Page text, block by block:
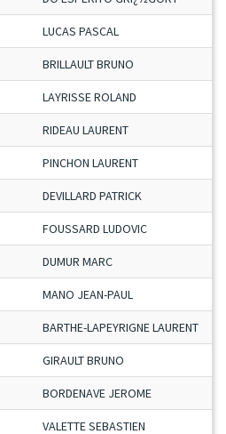
LUCAS PASCAL
BRILLAULT BRUNO
LAYRISSE ROLAND
RIDEAU LAURENT
PINCHON LAURENT
DEVILLARD PATRICK
FOUSSARD LUDOVIC
DUMUR MARC
MANO JEAN-PAUL
BARTHE-LAPEYRIGNE LAURENT
GIRAULT BRUNO
BORDENAVE JEROME
VALETTE SEBASTIEN